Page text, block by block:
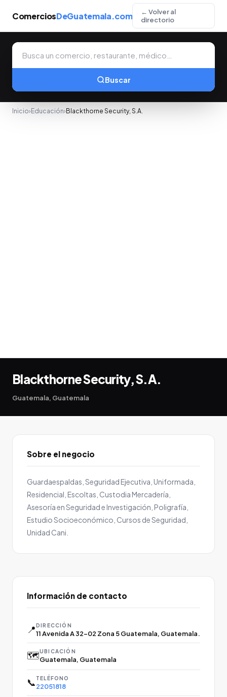
ComerciosDeGuatemala.com
← Volver al
directorio
Buscar
Inicio› Educación› Blackthorne Security, S.A.
Blackthorne Security, S.A.
Guatemala, Guatemala
Sobre el negocio
Guardaespaldas, Seguridad Ejecutiva, Uniformada,
Residencial, Escoltas, Custodia Mercadería,
Asesoría en Seguridad e Investigación, Poligrafía,
Estudio Socioeconómico, Cursos de Seguridad,
Unidad Cani.
Información de contacto
📍DIRECCIÓN
11 Avenida A 32-02 Zona 5 Guatemala, Guatemala.
🗺️UBICACIÓN
Guatemala, Guatemala
📞 TELÉFONO
22051818